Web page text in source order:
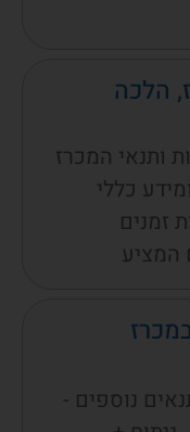
הלכה
ותנאי המכרז
כללי
זמנים
המציע
נוספים -